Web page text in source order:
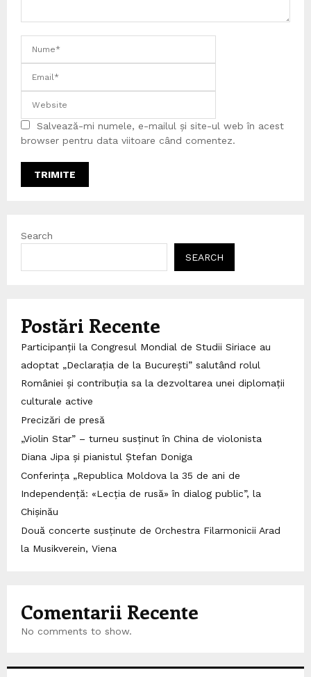
Salvează-mi numele, e-mailul și site-ul web în acest
browser pentru data viitoare când comentez.
Search
SEARCH
Postări Recente
Participanții la Congresul Mondial de Studii Siriace au
adoptat „Declarația de la București” salutând rolul
României și contribuția sa la dezvoltarea unei diplomații
culturale active
Precizări de presă
„Violin Star” – turneu susținut în China de violonista
Diana Jipa și pianistul Ștefan Doniga
Conferința „Republica Moldova la 35 de ani de
Independență: «Lecția de rusă» în dialog public”, la
Chișinău
Două concerte susținute de Orchestra Filarmonicii Arad
la Musikverein, Viena
Comentarii Recente
No comments to show.